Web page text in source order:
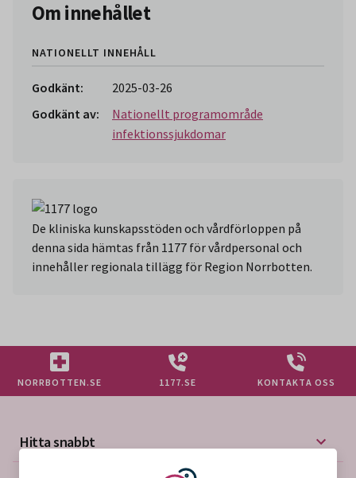
Om innehållet
NATIONELLT INNEHÅLL
Godkänt:
2025-03-26
Godkänt av:
Nationellt programområde
infektionssjukdomar
De kliniska kunskapsstöden och vårdförloppen på
denna sida hämtas från 1177 för vårdpersonal och
innehåller regionala tillägg för Region Norrbotten.
NORRBOTTEN.SE 1177.SE KONTAKTA OSS
Hitta snabbt